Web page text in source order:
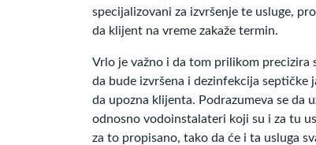
specijalizovani za izvršenje te usluge,
da klijent na vreme zakaže termin.
Vrlo je važno i da tom prilikom
da bude izvršena i dezinfekcija septičke
da upozna klijenta. Podrazumeva se da
odnosno vodoinstalateri koji su i za tu
za to propisano, tako da će i ta usluga